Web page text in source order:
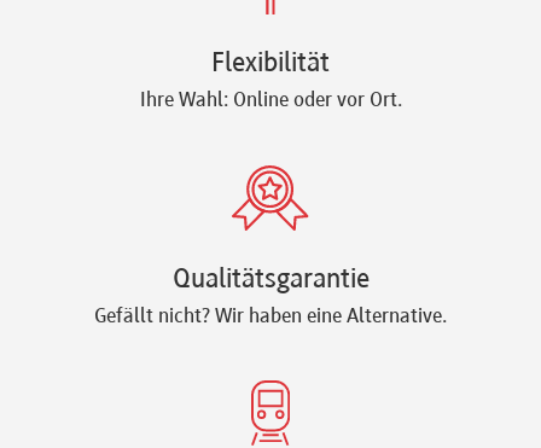
Flexibilität
Ihre Wahl: Online oder vor Ort.
Qualitätsgarantie
Gefällt nicht? Wir haben eine Alternative.